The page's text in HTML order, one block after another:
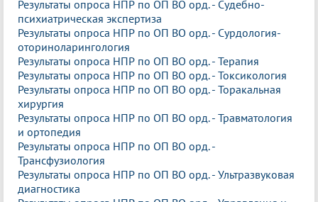
Результаты опроса НПР по ОП ВО орд. - Судебно-
психиатрическая экспертиза
Результаты опроса НПР по ОП ВО орд. - Сурдология-
оториноларингология
Результаты опроса НПР по ОП ВО орд. - Терапия
Результаты опроса НПР по ОП ВО орд. - Токсикология
Результаты опроса НПР по ОП ВО орд. - Торакальная
хирургия
Результаты опроса НПР по ОП ВО орд. - Травматология
и ортопедия
Результаты опроса НПР по ОП ВО орд. -
Трансфузиология
Результаты опроса НПР по ОП ВО орд. - Ультразвуковая
диагностика